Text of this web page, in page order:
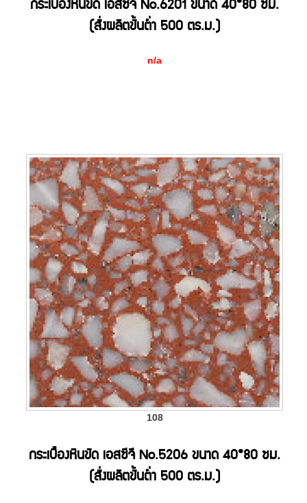
กระเบื้องหินขัด เอสซีจี No.6201 ขนาด 40*80 ซม.
(สั่งผลิตขั้นต่ำ 500 ตร.ม.)
n/a
108
กระเบื้องหินขัด เอสซีจี No.5206 ขนาด 40*80 ซม.
(สั่งผลิตขั้นต่ำ 500 ตร.ม.)